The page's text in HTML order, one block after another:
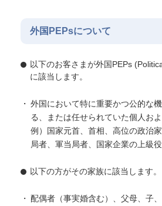
外国PEPsについて
以下のお客さまが外国PEPs
に該当します。
外国において特に重要かつ公的な
る、または任せられていた個人お
例）国家元首、首相、高位の政治
局者、軍当局者、国家企業の上級
以下の方がその家族に該当します。
配偶者（事実婚含む）、父母、子